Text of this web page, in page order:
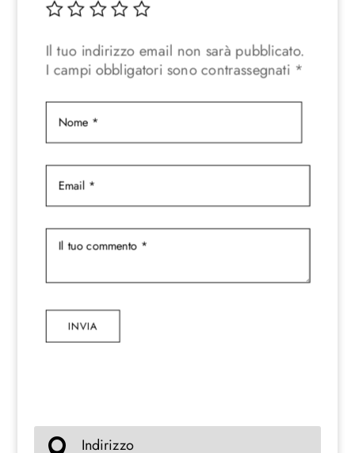
Il tuo indirizzo email non sarà pubblicato.
I campi obbligatori sono contrassegnati *
INVIA
Indirizzo